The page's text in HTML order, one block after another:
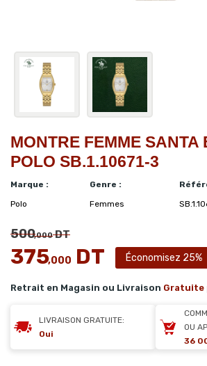
MONTRE FEMME
POLO SB.1.10671-3
Marque :
Polo
Genre :
Femmes
500,000DT
375,000 DT Économisez 25%
Retrait en Magasin ou Livraison Gratuite
LIVRAISON GRATUITE:
Oui
OU
36